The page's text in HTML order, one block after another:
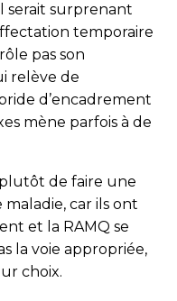
serait surprenant
temporaire
pas son
relève de
d’encadrement
mène parfois à de
de faire une
car ils ont
et la RAMQ se
la voie appropriée,
choix.